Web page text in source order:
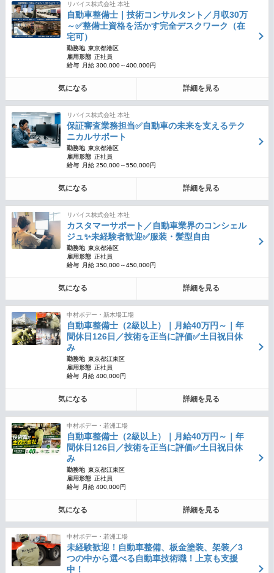
リバイス株式会社 本社
自動車整備士｜技術コンサルタント／月収30万
～✅整備士資格を活かす完全デスクワーク（在
宅可）
勤務地 東京都港区
雇用形態 正社員
給与
月給 300,000～400,000円
気になる 詳細を見る
リバイス株式会社 本社
保証審査業務担当✅自動車の未来を支えるテク
ニカルサポート
勤務地 東京都港区
雇用形態 正社員
給与
月給 250,000～550,000円
気になる 詳細を見る
リバイス株式会社 本社
カスタマーサポート／自動車業界のコンシェル
ジュ✨未経験者歓迎✅服装・髪型自由
勤務地 東京都港区
雇用形態 正社員
給与
月給 350,000～450,000円
気になる 詳細を見る
中村ボデー・新木場工場
自動車整備士（2級以上）｜月給40万円～｜年
間休日126日／技術を正当に評価✅土日祝日休
み
勤務地 東京都江東区
雇用形態 正社員
給与
月給 400,000円
気になる 詳細を見る
中村ボデー・若洲工場
自動車整備士（2級以上）｜月給40万円～｜年
間休日126日／技術を正当に評価✅土日祝日休
み
勤務地 東京都江東区
雇用形態 正社員
給与
月給 400,000円
気になる 詳細を見る
中村ボデー・若洲工場
未経験歓迎！自動車整備、板金塗装、架装／3
つの中から選べる自動車技術職！上京も支援
中！